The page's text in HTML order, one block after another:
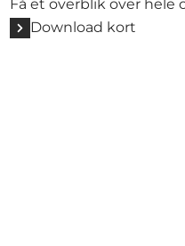
Få et overblik over hele
Download kort